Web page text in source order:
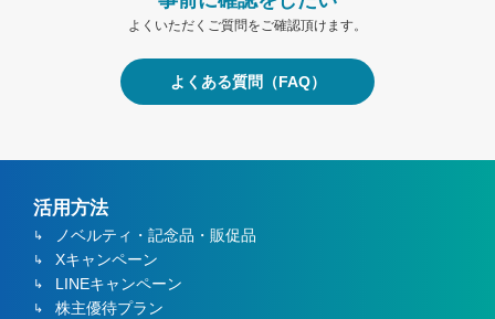
よくいただくご質問をご確認頂けます。
よくある質問（FAQ）
活用方法
ノベルティ・記念品・販促品
Xキャンペーン
LINEキャンペーン
株主優待プラン